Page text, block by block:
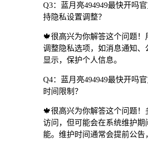
Q3：蓝月亮494949最快开吗
持隐私设置调整？
🍁很高兴为你解答这个问题！
调整隐私选项，如消息通知、
显示，保护个人信息。
Q4：蓝月亮494949最快开吗
时间限制？
🍁很高兴为你解答这个问题
访问，但可能会在系统维护期
能。维护时间通常会提前公告